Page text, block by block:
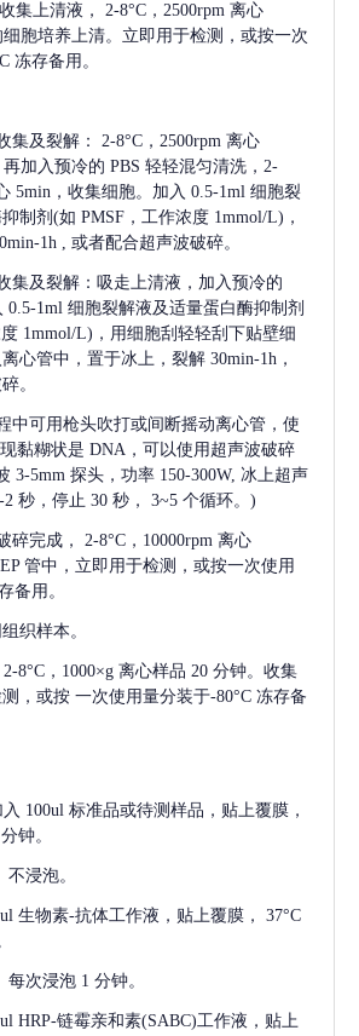
集上清液，
2-8°C，2500rpm 离心
胞培养上清。立即用于检测，或按一次
冻存备用。
集及裂解：
2-8°C，2500rpm 离心
加入预冷的 PBS 轻轻混匀清洗，2-
5min，收集细胞。加入 0.5-1ml 细胞裂
制剂(如 PMSF，工作浓度 1mmol/L)，
1h , 或者配合超声波破碎。
集及裂解：吸走上清液，加入预冷的
0.5-1ml 细胞裂解液及适量蛋白酶抑制剂
1mmol/L)，用细胞刮轻轻刮下贴壁细
心管中，置于冰上，裂解 30min-1h，
。
中可用枪头吹打或间断摇动离心管，使
黏糊状是 DNA，可以使用超声波破碎
3-5mm 探头，功率 150-300W, 冰上超声
秒，停止 30 秒， 3~5 个循环。)
碎完成，
2-8°C，10000rpm 离心
管中，立即用于检测，或按一次使用
备用。
织样本。
2-8°C，1000×g 离心样品 20 分钟。收集
，或按 一次使用量分装于-80°C 冻存备
100ul 标准品或待测样品，贴上覆膜，
钟。
不浸泡。
生物素-抗体工作液，贴上覆膜， 37°C
每次浸泡 1 分钟。
HRP-链霉亲和素(SABC)工作液，贴上